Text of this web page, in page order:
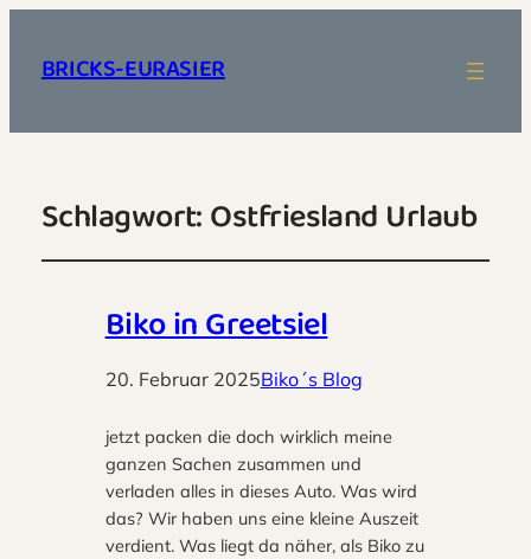
BRICKS-EURASIER
Schlagwort:Ostfriesland Urlaub
Biko in Greetsiel
20. Februar 2025Biko´s Blog
jetzt packen die doch wirklich meine
ganzen Sachen zusammen und
verladen alles in dieses Auto. Was wird
das? Wir haben uns eine kleine Auszeit
verdient. Was liegt da näher, als Biko zu